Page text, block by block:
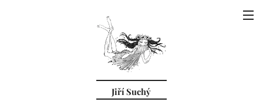
Jiří Suchý